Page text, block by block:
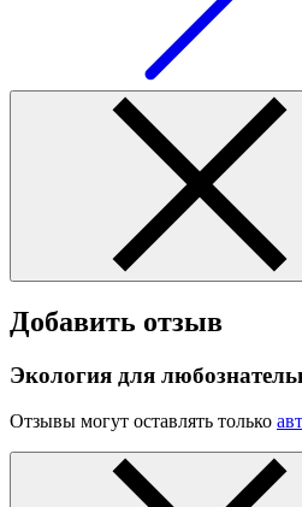
Добавить отзыв
Экология для
Отзывы могут оставлять только